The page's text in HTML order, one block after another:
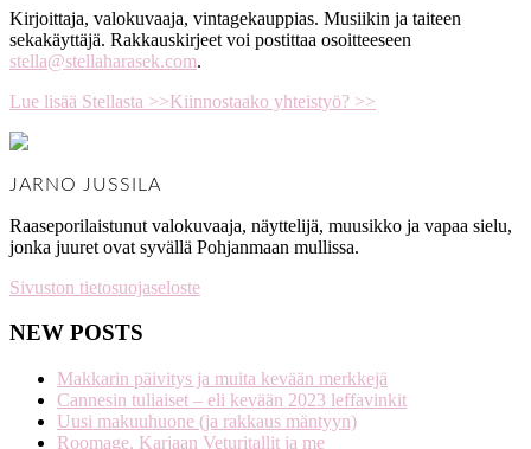
Kirjoittaja, valokuvaaja, vintagekauppias. Musiikin ja taiteen
sekakäyttäjä. Rakkauskirjeet voi postittaa osoitteeseen
stella@stellaharasek.com.
Lue lisää Stellasta >>Kiinnostaako yhteistyö? >>
JARNO JUSSILA
Raaseporilaistunut valokuvaaja, näyttelijä, muusikko ja vapaa sielu,
jonka juuret ovat syvällä Pohjanmaan mullissa.
Sivuston tietosuojaseloste
NEW POSTS
Makkarin päivitys ja muita kevään merkkejä
Cannesin tuliaiset – eli kevään 2023 leffavinkit
Uusi makuuhuone (ja rakkaus mäntyyn)
Roomage, Karjaan Veturitallit ja me